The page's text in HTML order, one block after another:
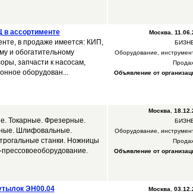
ассортименте
в продаже имеется: КИП,
и обогатительному
запчасти к насосам,
оборудован...
Москва
Оборудование,
Объявление от
Токарные. Фрезерные.
Шлифовальные.
станки. Ножницы
Москва
Оборудование,
Объявление от
ЭН00.04
Москва